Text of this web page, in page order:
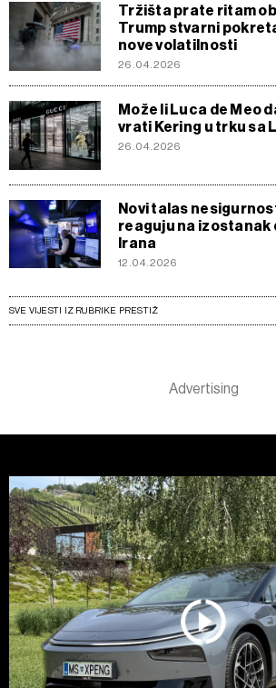
Tržišta prate ritam
Trump stvarni
nove volatilnosti
26.04.2026
Može li Luca de Meo
vrati Kering u trku sa
26.04.2026
Novi talas
reaguju na izostanak
Irana
12.04.2026
SVE VIJESTI IZ RUBRIKE PRESTIŽ